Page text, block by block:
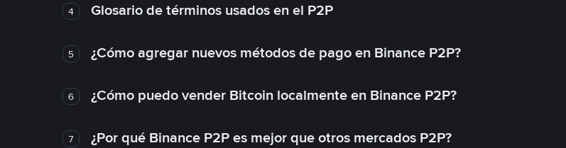
4 Glosario de términos usados en el P2P
5 ¿Cómo agregar nuevos métodos de pago en Binance P2P?
6 ¿Cómo puedo vender Bitcoin localmente en Binance P2P?
7 ¿Por qué Binance P2P es mejor que otros mercados P2P?